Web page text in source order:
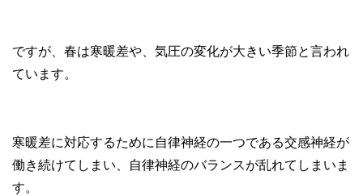
ですが、春は寒暖差や、気圧の変化が大きい季節と言われ
ています。
寒暖差に対応するために自律神経の一つである交感神経が
働き続けてしまい、自律神経のバランスが乱れてしまいま
す。